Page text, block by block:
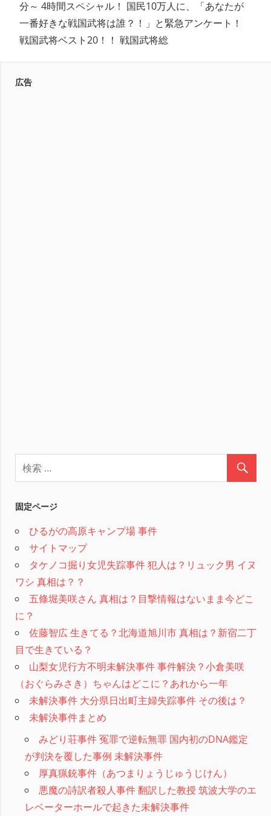
分～ 4時間スペシャル！ 国民10万人に、「あなたが
一番好きな戦国武将は誰？！」と緊急アンケート！
戦国武将ベスト20！！ 戦国武将総
広告
固定ページ
ひるがの高原キャンプ場 事件
サイトマップ
タケノコ掘り女児失踪事件 犯人は？リュック男 イヌ
ワシ 真相は？？
五條堀美咲さん 真相は？目撃情報はないまま今どこ
に？
佐藤智広 生きてる？北海道旭川市 真相は？新宿二丁
目で生きている？
山梨女児行方不明未解決事件 事件解決？小倉美咲
（おぐらみさき）ちゃんはどこに？あれから一年
未解決事件 大分県日出町主婦失踪事件 その後は？
未解決事件まとめ
みどり荘事件 冤罪で逆転無罪 国内初のDNA鑑定
が判決を覆した事例 未解決事件
厚真猟銃事件（あつまりょうじゅうじけん）
悪魔の詩訳者殺人事件 翻訳した教授 筑波大学のエ
レベーターホールで起きた未解決事件